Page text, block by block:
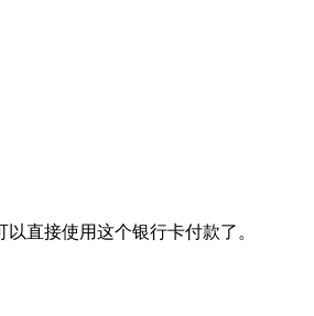
直接使用这个银行卡付款了。